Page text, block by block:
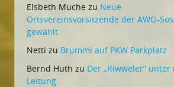
Elsbeth Muche zu Neue
Ortsvereinsvorsitzende der AWO-
gewählt
Netti zu Brummi auf PKW Parkplatz
Bernd Huth zu Der „Riwweler“ unter
Leitung